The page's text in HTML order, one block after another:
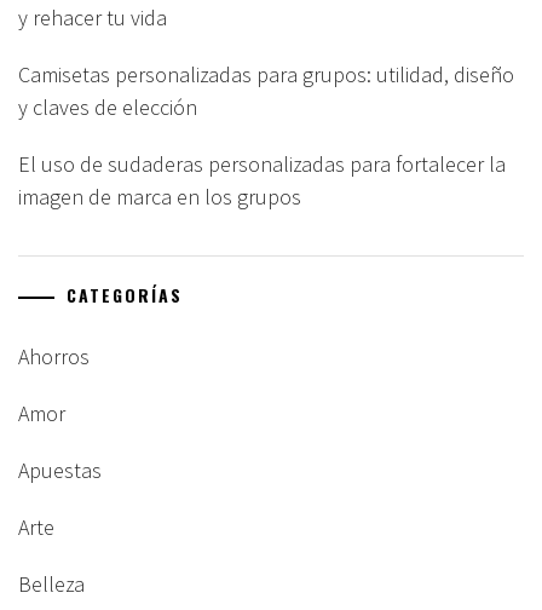
y rehacer tu vida
Camisetas personalizadas para grupos: utilidad, diseño
y claves de elección
El uso de sudaderas personalizadas para fortalecer la
imagen de marca en los grupos
CATEGORÍAS
Ahorros
Amor
Apuestas
Arte
Belleza